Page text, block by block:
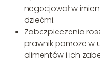
negocjował w
dziećmi.
Zabezpieczenia
prawnik pomoże w
alimentów i ich